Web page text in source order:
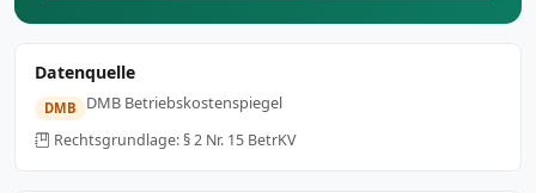
Datenquelle
DMB DMB Betriebskostenspiegel
Rechtsgrundlage: § 2 Nr. 15 BetrKV